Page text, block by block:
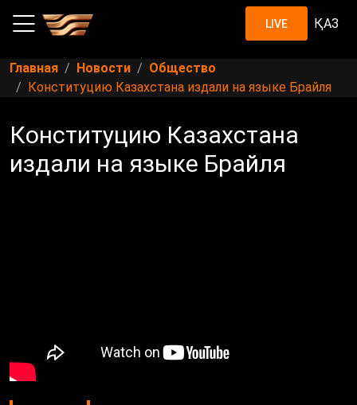
LIVE ҚАЗ
Главная Новости
Общество
Конституцию Казахстана издали на языке Брайля
Конституцию Казахстана
издали на языке Брайля